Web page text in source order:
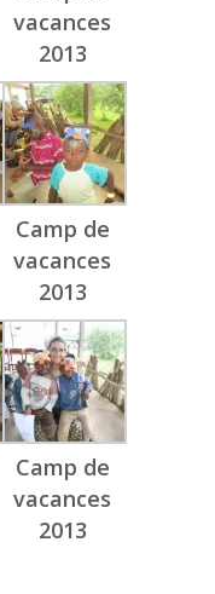
vacances
2013
Camp de
vacances
2013
Camp de
vacances
2013